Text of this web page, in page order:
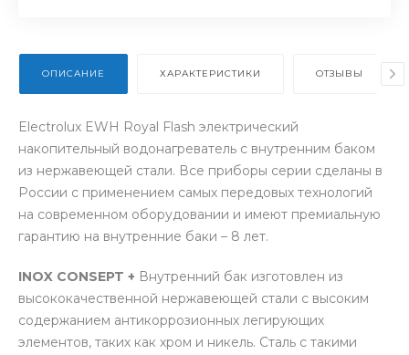
ОПИСАНИЕ ХАРАКТЕРИСТИКИ ОТЗЫВЫ
Electrolux EWH Royal Flash электрический
накопительный водонагреватель с внутренним баком
из нержавеющей стали. Все приборы серии сделаны в
России с применением самых передовых технологий
на современном оборудовании и имеют премиальную
гарантию на внутренние баки – 8 лет.
INOX CONSEPT + Внутренний бак изготовлен из
высококачественной нержавеющей стали с высоким
содержанием антикоррозионных легирующих
элементов, таких как хром и никель. Сталь с такими